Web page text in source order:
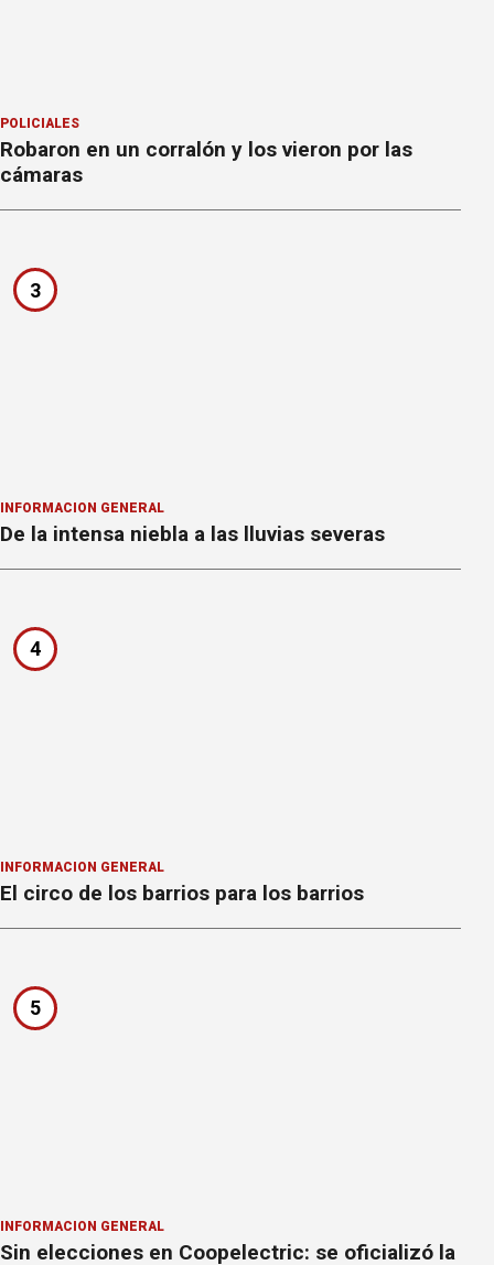
POLICIALES
Robaron en un corralón y los vieron por las
cámaras
3
INFORMACION GENERAL
De la intensa niebla a las lluvias severas
4
INFORMACION GENERAL
El circo de los barrios para los barrios
5
INFORMACION GENERAL
Sin elecciones en Coopelectric: se oficializó la